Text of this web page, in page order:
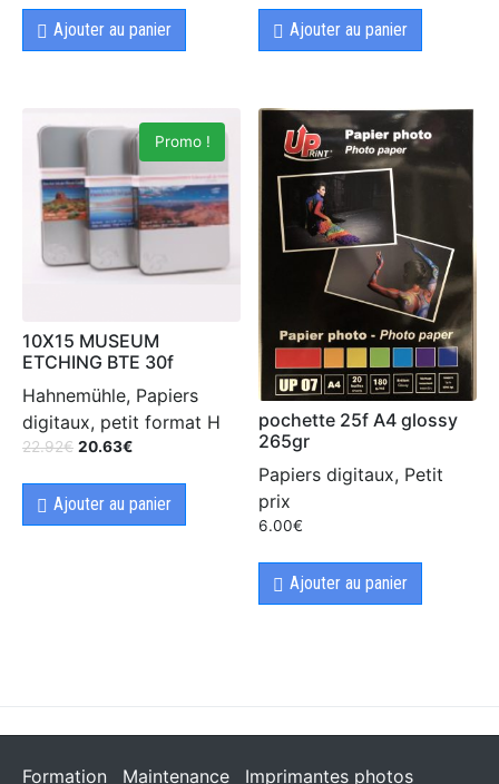
Ajouter au panier Ajouter au panier
Promo !
10X15 MUSEUM
ETCHING BTE 30f
Hahnemühle, Papiers
digitaux, petit format H
22.92€ 20.63€
Ajouter au panier
pochette 25f A4 glossy
265gr
Papiers digitaux, Petit
prix
6.00€
Ajouter au panier
Formation Maintenance Imprimantes photos